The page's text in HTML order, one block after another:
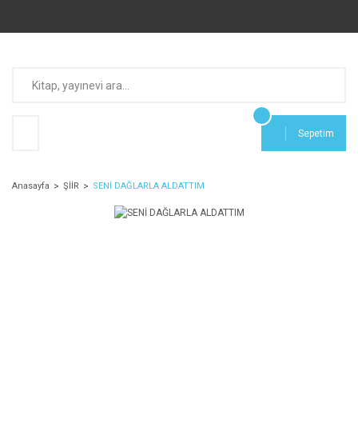
Sepetim
Anasayfa ŞİİR SENİ DAĞLARLA ALDATTIM